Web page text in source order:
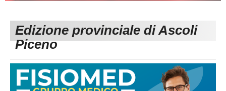
Carica la tua Rosa
1^ CATEGORIA
3^ CATEGORIA
Edizione provinciale di Ascoli
Piceno